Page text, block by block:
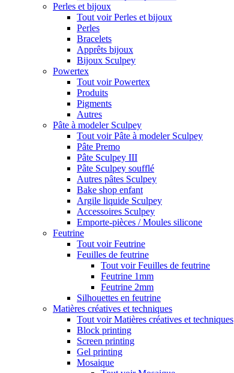
Perles et bijoux
Tout voir Perles et bijoux
Perles
Bracelets
Apprêts bijoux
Bijoux Sculpey
Powertex
Tout voir Powertex
Produits
Pigments
Autres
Pâte à modeler Sculpey
Tout voir Pâte à modeler Sculpey
Pâte Premo
Pâte Sculpey III
Pâte Sculpey soufflé
Autres pâtes Sculpey
Bake shop enfant
Argile liquide Sculpey
Accessoires Sculpey
Emporte-pièces / Moules silicone
Feutrine
Tout voir Feutrine
Feuilles de feutrine
Tout voir Feuilles de feutrine
Feutrine 1mm
Feutrine 2mm
Silhouettes en feutrine
Matières créatives et techniques
Tout voir Matières créatives et techniques
Block printing
Screen printing
Gel printing
Mosaique